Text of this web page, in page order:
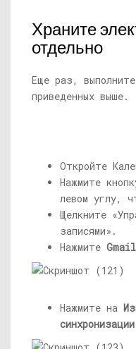
Храните
отдельно
Еще раз,
приведенных выше.
Откройте
Нажмите
левом углу,
Щелкните
записями».
Нажмите Gmail
Нажмите на